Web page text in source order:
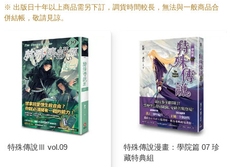
※ 出版日十年以上商品需另下訂，調貨時間較長，無法與一般商品合
併結帳，敬請見諒。
特殊傳說Ⅲ vol.09
特殊傳說漫畫：學院篇 07 珍
藏特典組